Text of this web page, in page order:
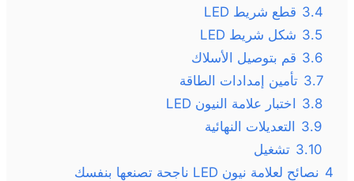
3.4 قطع شريط LED
3.5 شكل شريط LED
3.6 قم بتوصيل الأسلاك
3.7 تأمين إمدادات الطاقة
3.8
اختبار علامة النيون LED
3.9
التعديلات النهائية
3.10 تشغيل
4 نصائح لعلامة نيون LED ناجحة تصنعها بنفسك